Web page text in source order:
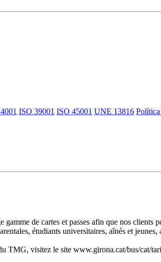
ISO 39001 ISO 45001 UNE 13816 Política
de cartes et passes afin que nos
étudiants universitaires, aînés et
TMG, visitez le site www.girona.cat/bus/cat/